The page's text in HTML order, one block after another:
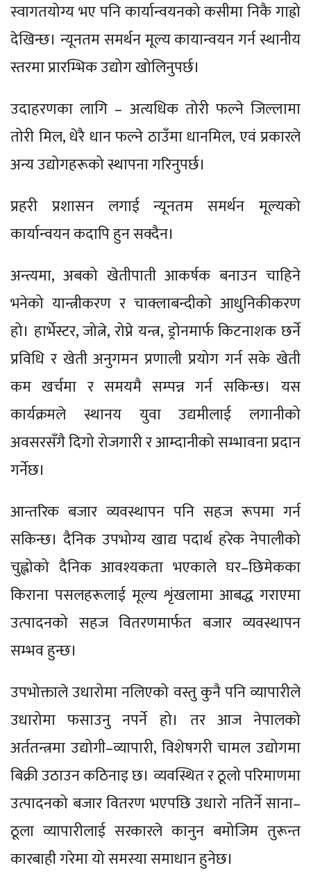
स्वागतयोग्य भए पनि कार्यान्वयनको कसीमा निकै गाह्रो
देखिन्छ। न्यूनतम समर्थन मूल्य कायान्वयन गर्न स्थानीय
स्तरमा प्रारम्भिक उद्योग खोलिनुपर्छ।
उदाहरणका लागि – अत्यधिक तोरी फल्ने जिल्लामा
तोरी मिल, धेरै धान फल्ने ठाउँमा धानमिल, एवं प्रकारले
अन्य उद्योगहरूको स्थापना गरिनुपर्छ।
प्रहरी प्रशासन लगाई न्यूनतम समर्थन मूल्यको
कार्यान्वयन कदापि हुन सक्दैन।
अन्त्यमा, अबको खेतीपाती आकर्षक बनाउन चाहिने
भनेको यान्त्रीकरण र चाक्लाबन्दीको आधुनिकीकरण
हो। हार्भेस्टर, जोत्ने, रोप्ने यन्त्र, ड्रोनमार्फ किटनाशक छर्ने
प्रविधि र खेती अनुगमन प्रणाली प्रयोग गर्न सके खेती
कम खर्चमा र समयमै सम्पन्न गर्न सकिन्छ। यस
कार्यक्रमले स्थानय युवा उद्यमीलाई लगानीको
अवसरसँगै दिगो रोजगारी र आम्दानीको सम्भावना प्रदान
गर्नेछ।
आन्तरिक बजार व्यवस्थापन पनि सहज रूपमा गर्न
सकिन्छ। दैनिक उपभोग्य खाद्य पदार्थ हरेक नेपालीको
चुह्लोको दैनिक आवश्यकता भएकाले घर–छिमेकका
किराना पसलहरूलाई मूल्य शृंखलामा आबद्ध गराएमा
उत्पादनको सहज वितरणमार्फत बजार व्यवस्थापन
सम्भव हुन्छ।
उपभोक्ताले उधारोमा नलिएको वस्तु कुनै पनि व्यापारीले
उधारोमा फसाउनु नपर्ने हो। तर आज नेपालको
अर्ततन्त्रमा उद्योगी–व्यापारी, विशेषगरी चामल उद्योगमा
बिक्री उठाउन कठिनाइ छ। व्यवस्थित र ठूलो परिमाणमा
उत्पादनको बजार वितरण भएपछि उधारो नतिर्ने साना–
ठूला व्यापारीलाई सरकारले कानुन बमोजिम तुरून्त
कारबाही गरेमा यो समस्या समाधान हुनेछ।